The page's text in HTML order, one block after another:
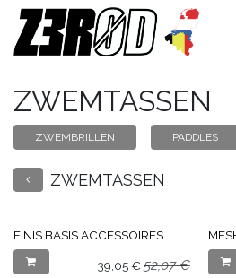
Overslaan naar inhoud
ZWEMTASSEN
ZWEMBRILLEN PADDLES
ZWEMTASSEN
FINIS BASIS ACCESSOIRES
39,05€ 52,07€